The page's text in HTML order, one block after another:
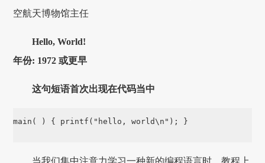
空航天博物馆主任
Hello, World!
年份: 1972 或更早
这句短语首次出现在代码当中
main( ) { printf("hello, world\n"); }
当我们集中注意力学习一种新的编程语言时，教程上